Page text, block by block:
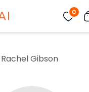
0
Rachel Gibson